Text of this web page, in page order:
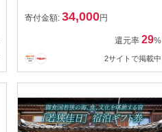
寄付金額: 34,000円
還元率 29%
2サイトで掲載中